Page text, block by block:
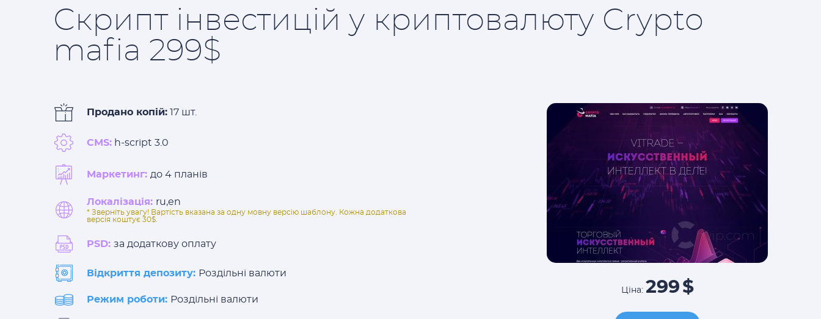
Скрипт інвестицій у криптовалюту Crypto
mafia 299$
Продано копій: 17 шт.
CMS: h-script 3.0
Маркетинг: до 4 планів
Локалізація: ru,en
* Зверніть увагу! Вартість вказана за одну мовну версію шаблону. Кожна додаткова
версія коштує 30$.
PSD: за додаткову оплату
Відкриття депозиту: Роздільні валюти
Режим роботи: Роздільні валюти
Ціна: 299 $